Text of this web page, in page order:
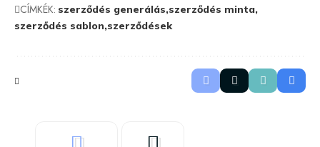
CÍMKÉK: szerződés generálás szerződés minta
szerződés sablon szerződések